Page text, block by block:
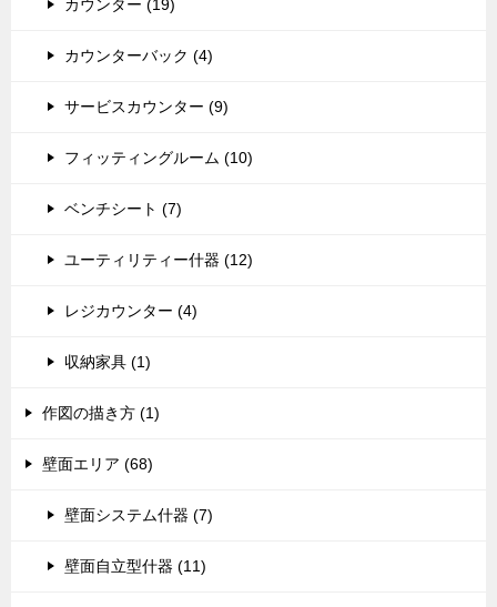
カウンター (19)
カウンターバック (4)
サービスカウンター (9)
フィッティングルーム (10)
ベンチシート (7)
ユーティリティー什器 (12)
レジカウンター (4)
収納家具 (1)
作図の描き方 (1)
壁面エリア (68)
壁面システム什器 (7)
壁面自立型什器 (11)